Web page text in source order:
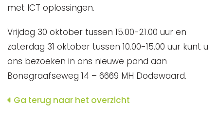
met ICT oplossingen.
Vrijdag 30 oktober tussen 15.00-21.00 uur en
zaterdag 31 oktober tussen 10.00-15.00 uur kunt u
ons bezoeken in ons nieuwe pand aan
Bonegraafseweg 14 – 6669 MH Dodewaard.
Ga terug naar het overzicht